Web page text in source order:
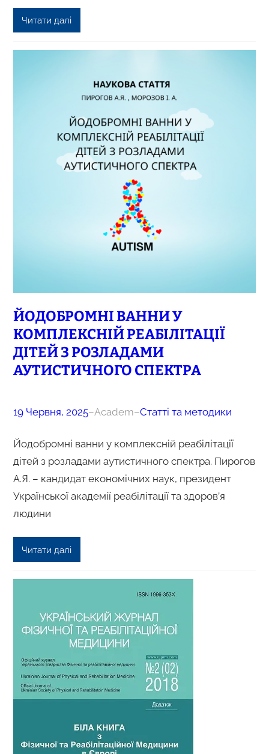
Читати далі
ЙОДОБРОМНІ ВАННИ У
КОМПЛЕКСНІЙ РЕАБІЛІТАЦІЇ
ДІТЕЙ З РОЗЛАДАМИ
АУТИСТИЧНОГО СПЕКТРА
19 Червня, 2025–Academ–Статті та методики
Йодобромні ванни у комплексній реабілітації
дітей з розладами аутистичного спектра. Пирогов
А.Я. – кандидат економічних наук, президент
Української академії реабілітації та здоров’я
людини
Читати далі